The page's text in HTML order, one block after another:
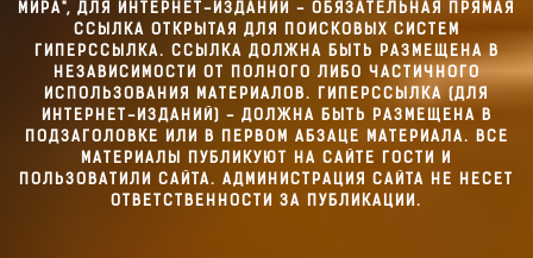
МИРА", ДЛЯ ИНТЕРНЕТ-ИЗДАНИЙ - ОБЯЗАТЕЛЬНАЯ ПРЯМАЯ
ССЫЛКА ОТКРЫТАЯ ДЛЯ ПОИСКОВЫХ СИСТЕМ
ГИПЕРССЫЛКА. ССЫЛКА ДОЛЖНА БЫТЬ РАЗМЕЩЕНА В
НЕЗАВИСИМОСТИ ОТ ПОЛНОГО ЛИБО ЧАСТИЧНОГО
ИСПОЛЬЗОВАНИЯ МАТЕРИАЛОВ. ГИПЕРССЫЛКА (ДЛЯ
ИНТЕРНЕТ-ИЗДАНИЙ) - ДОЛЖНА БЫТЬ РАЗМЕЩЕНА В
ПОДЗАГОЛОВКЕ ИЛИ В ПЕРВОМ АБЗАЦЕ МАТЕРИАЛА. ВСЕ
МАТЕРИАЛЫ ПУБЛИКУЮТ НА САЙТЕ ГОСТИ И
ПОЛЬЗОВАТИЛИ САЙТА. АДМИНИСТРАЦИЯ САЙТА НЕ НЕСЕТ
ОТВЕТСТВЕННОСТИ ЗА ПУБЛИКАЦИИ.